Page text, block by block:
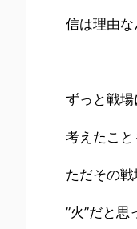
信は理由な
ずっと戦
考えたこ
ただその
”火”だと思